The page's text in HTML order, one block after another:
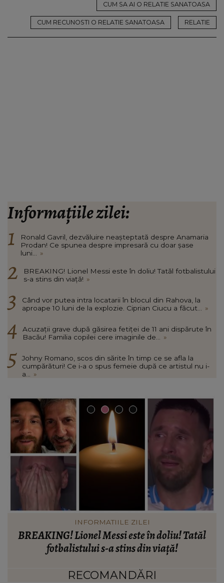
CUM SA AI O RELATIE SANATOASA
CUM RECUNOSTI O RELATIE SANATOASA RELATIE
Informațiile zilei:
Ronald Gavril, dezvăluire neașteptată despre Anamaria
Prodan! Ce spunea despre impresară cu doar șase
luni... »
BREAKING! Lionel Messi este în doliu! Tatăl fotbalistului
s-a stins din viață! »
Când vor putea intra locatarii în blocul din Rahova, la
aproape 10 luni de la explozie. Ciprian Ciucu a făcut... »
Acuzații grave după găsirea fetiței de 11 ani dispărute în
Bacău! Familia copilei cere imaginile de... »
Johny Romano, scos din sărite în timp ce se afla la
cumpărături! Ce i-a o spus femeie după ce artistul nu i-
a... »
INFORMATIILE ZILEI
Când vor putea intra locatarii în blocul din
Rahova, la aproape 10 luni de la explozie. Ciprian
afectate va fi...”
RECOMANDĂRI